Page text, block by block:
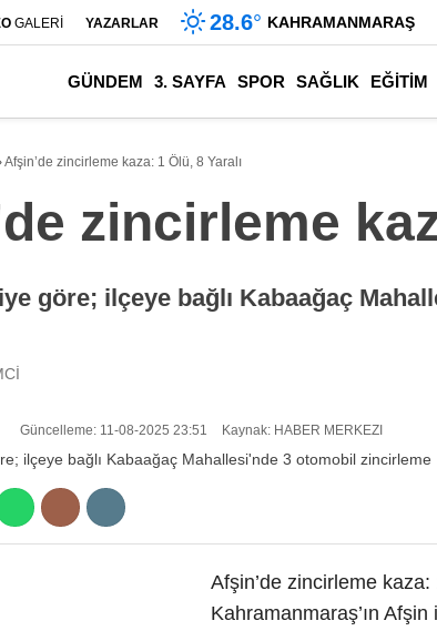
GALERİ YAZARLAR 28.6° KAHRAMANMARAŞ
GÜNDEM 3. SAYFA SPOR SAĞLIK EĞİTİM
Afşin’de zincirleme kaza: 1 Ölü, 8 Yaralı
zincirleme
göre; ilçeye bağlı Kabaağaç
Güncelleme: 11-08-2025 23:51 Kaynak: HABER MERKEZI
Afşin’de zincirleme kaza:
Kahramanmaraş’ın